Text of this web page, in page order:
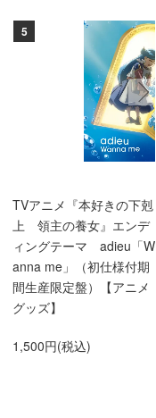
5
TVアニメ『本好きの下剋
上 領主の養女』エンデ
ィングテーマ adieu「W
anna me」（初仕様付期
間生産限定盤）【アニメ
グッズ】
1,500円(税込)